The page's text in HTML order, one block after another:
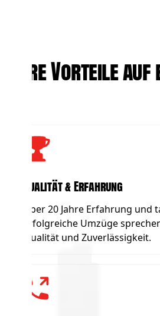
Ihre Vorteile
Qualität & Erfahrung
Über 20 Jahre Erfahrung und
erfolgreiche Umzüge
Qualität und Zuverlässigkeit.